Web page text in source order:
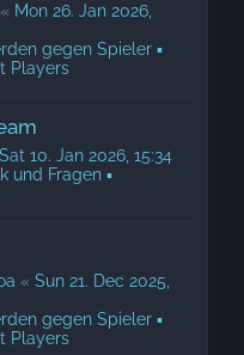
« Mon 26. Jan 2026,
gegen Spieler ▪
Players
Sat 10. Jan 2026, 15:34
und Fragen ▪
« Sun 21. Dec 2025,
gegen Spieler ▪
Players